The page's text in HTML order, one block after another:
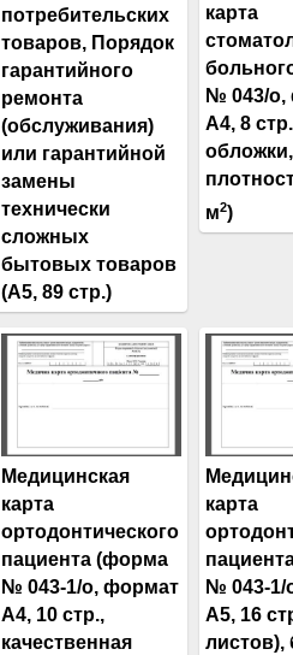
потребительских
товаров, Порядок
гарантийного
ремонта
(обслуживания)
или гарантийной
замены
технически
сложных
бытовых товаров
(А5, 89 стр.)
карта
№ 043/о,
А4, 8
м2)
Медицинская
карта
ортодонтического
пациента (форма
№ 043-1/о, формат
А4, 10 стр.,
качественная
карта
№ 043-1/
А5, 16
листов),